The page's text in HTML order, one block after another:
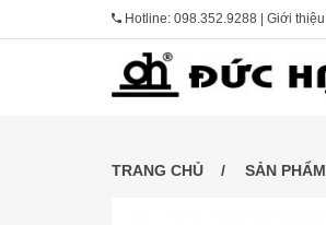
Hotline: 098.352.9288 Giới thiệu
TRANG CHỦ SẢN PHẨM